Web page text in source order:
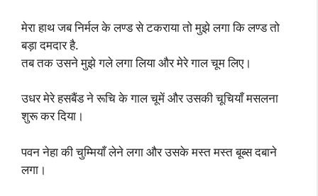
मेरा हाथ जब निर्मल के लण्ड से टकराया तो मुझे लगा कि लण्ड तो
बड़ा दमदार है.
तब तक उसने मुझे गले लगा लिया और मेरे गाल चूम लिए।
उधर मेरे हसबैंड ने रूचि के गाल चूमें और उसकी चूचियाँ मसलना
शुरू कर दिया।
पवन नेहा की चुम्मियाँ लेने लगा और उसके मस्त मस्त बूब्स दबाने
लगा।